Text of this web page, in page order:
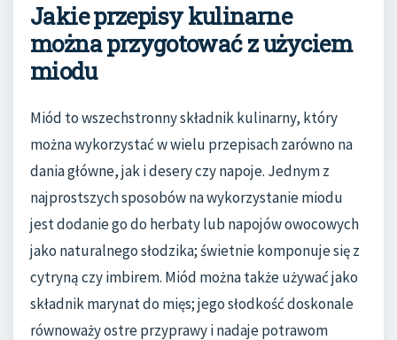
Jakie przepisy kulinarne
można przygotować z użyciem
miodu
Miód to wszechstronny składnik kulinarny, który
można wykorzystać w wielu przepisach zarówno na
dania główne, jak i desery czy napoje. Jednym z
najprostszych sposobów na wykorzystanie miodu
jest dodanie go do herbaty lub napojów owocowych
jako naturalnego słodzika; świetnie komponuje się z
cytryną czy imbirem. Miód można także używać jako
składnik marynat do mięs; jego słodkość doskonale
równoważy ostre przyprawy i nadaje potrawom